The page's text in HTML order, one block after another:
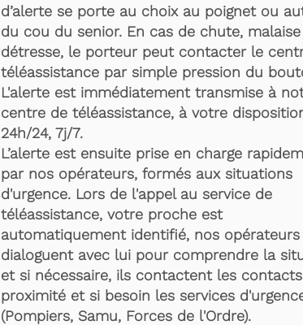
d’alerte se porte au choix au poignet ou
du cou du senior. En cas de chute,
détresse, le porteur peut contacter le
téléassistance par simple pression du
L'alerte est immédiatement transmise à
centre de téléassistance, à votre
24h/24, 7j/7.
L’alerte est ensuite prise en charge
par nos opérateurs, formés aux situations
d'urgence. Lors de l'appel au service de
téléassistance, votre proche est
automatiquement identifié, nos opérateurs
dialoguent avec lui pour comprendre la
et si nécessaire, ils contactent les
proximité et si besoin les services
(Pompiers, Samu, Forces de l'Ordre).